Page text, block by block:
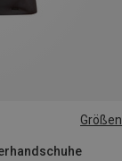
Größen